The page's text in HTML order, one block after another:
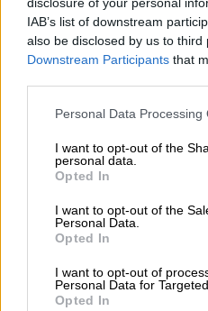
IAB’s list of downstream
also be disclosed by us to third
Downstream Participants that
Please note that this website/
not limited to your visit or
grant or deny consent to
use your data for below
consent section.
Personal Data Processing
I want to opt-out of the
personal data.
Opted In
I want to opt-out of the
Personal Data.
Opted In
I want to opt-out of
Personal Data for
Opted In
«Με την Σάρα
app. Υπάρχουν πάρα
είναι της μόδας.
κόσμος στην Αμερική
φωτογραφία της, είδα
εγώ και μας έκανε
για μια σαλάτα. Όταν
ήταν στην Αμερική.
χωρίς να ξέρει γρι
Χρήστος
του που είναι hair